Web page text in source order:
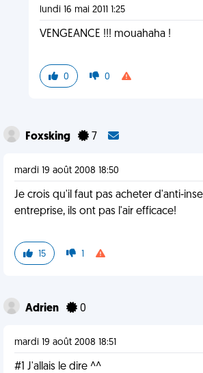
lundi 16 mai 2011 1:25
VENGEANCE !!! mouahaha !
0 0
Foxsking 7
mardi 19 août 2008 18:50
Je crois qu'il faut pas acheter d'anti-
entreprise, ils ont pas l'air efficace!
15 1
Adrien 0
mardi 19 août 2008 18:51
#1 J'allais le dire ^^